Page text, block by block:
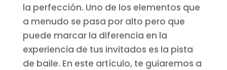
la perfección. Uno de los elementos que
a menudo se pasa por alto pero que
puede marcar la diferencia en la
experiencia de tus invitados es la pista
de baile. En este artículo, te guiaremos a